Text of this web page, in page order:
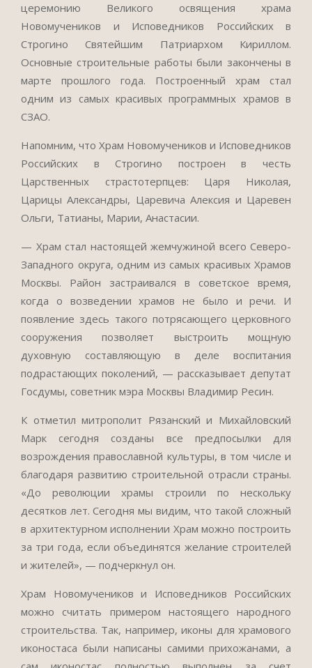
церемонию Великого освящения храма
Новомучеников и Исповедников Российских в
Строгино Святейшим Патриархом Кириллом.
Основные строительные работы были закончены в
марте прошлого года. Построенный храм стал
одним из самых красивых программных храмов в
СЗАО.
Напомним, что Храм Новомучеников и Исповедников
Российских в Строгино построен в честь
Царственных страстотерпцев: Царя Николая,
Царицы Александры, Царевича Алексия и Царевен
Ольги, Татианы, Марии, Анастасии.
— Храм стал настоящей жемчужиной всего Северо-
Западного округа, одним из самых красивых Храмов
Москвы. Район застраивался в советское время,
когда о возведении храмов не было и речи. И
появление здесь такого потрясающего церковного
сооружения позволяет выстроить мощную
духовную составляющую в деле воспитания
подрастающих поколений, — рассказывает депутат
Госдумы, советник мэра Москвы Владимир Ресин.
К отметил митрополит Рязанский и Михайловский
Марк сегодня созданы все предпосылки для
возрождения православной культуры, в том числе и
благодаря развитию строительной отрасли страны.
«До революции храмы строили по нескольку
десятков лет. Сегодня мы видим, что такой сложный
в архитектурном исполнении Храм можно построить
за три года, если объединятся желание строителей
и жителей», — подчеркнул он.
Храм Новомучеников и Исповедников Российских
можно считать примером настоящего народного
строительства. Так, например, иконы для храмового
иконостаса были написаны самими прихожанами, а